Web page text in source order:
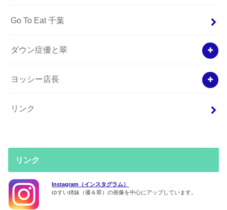
Go To Eat 千葉
ダウン症優と翠
ヨッシー店長
リンク
リンク
Instagram（インスタグラム）
ゆすい姉妹（優＆翠）の画像を中心にアップしています。